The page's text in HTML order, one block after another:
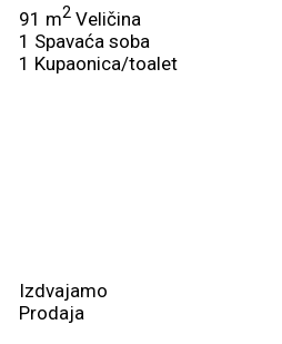
91 m2 Veličina
1 Spavaća soba
1 Kupaonica/toalet
Izdvajamo
Prodaja